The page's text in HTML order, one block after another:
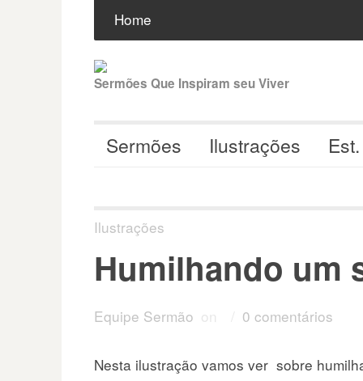
para
conteúdo
Home
Sermões Que Inspiram seu Viver
Sermões Ilustrações
Ilustrações
Humilhando um
Equipe Sermão on 0 comentários
Nesta ilustração vamos ver sobre